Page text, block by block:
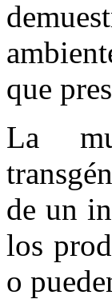
que
La
de un
los
o